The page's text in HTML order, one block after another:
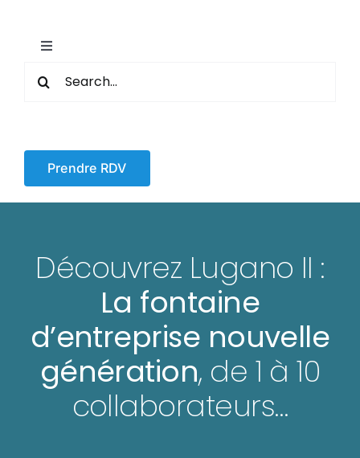
contentToggle
Navigation
Accueil
Search
Prendre RDV
Découvrez Lugano II :
La fontaine
d’entreprise nouvelle
génération, de 1 à 10
collaborateurs…